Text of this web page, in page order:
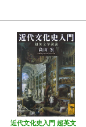
近代文化史入門 超英文